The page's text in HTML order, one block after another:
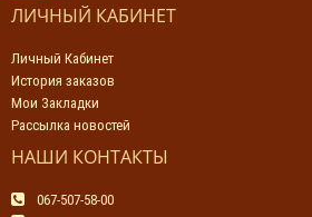
ЛИЧНЫЙ КАБИНЕТ
Личный Кабинет
История заказов
Мои Закладки
Рассылка новостей
НАШИ КОНТАКТЫ
067-507-58-00